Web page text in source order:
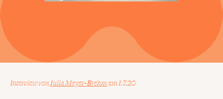
InterviewvonJulia Meyer-Brehm 1.7.20